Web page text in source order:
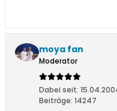
moya fan
Moderator
Dabei seit:
Beiträge: 14247